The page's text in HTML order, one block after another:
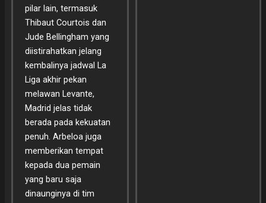
pilar lain, termasuk
Thibaut Courtois dan
Jude Bellingham yang
diistirahatkan jelang
kembalinya jadwal La
Liga akhir pekan
melawan Levante,
Madrid jelas tidak
berada pada kekuatan
penuh. Arbeloa juga
memberikan tempat
kepada dua pemain
yang baru saja
dinaunginya di tim